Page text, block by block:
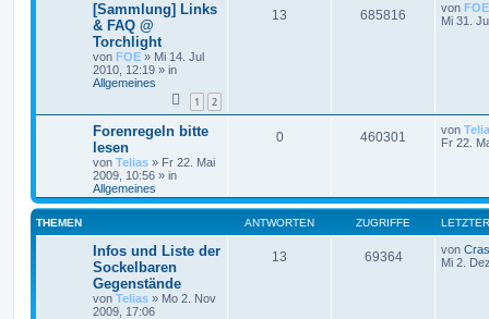
[Sammlung] Links
& FAQ @
Torchlight
von FOE » Mi 14. Jul
2010, 12:19 » in
Allgemeines
1 2
13 685816 von FOE
Mi 31.
Forenregeln bitte
lesen
von Telias » Fr 22. Mai
2009, 10:56 » in
Allgemeines
0 460301 von
Fr 22.
THEMEN ANTWORTEN ZUGRIFFE
Infos und Liste der
Sockelbaren
Gegenstände
von Telias » Mo 2. Nov
2009, 17:06
13 69364 von
Mi 2.